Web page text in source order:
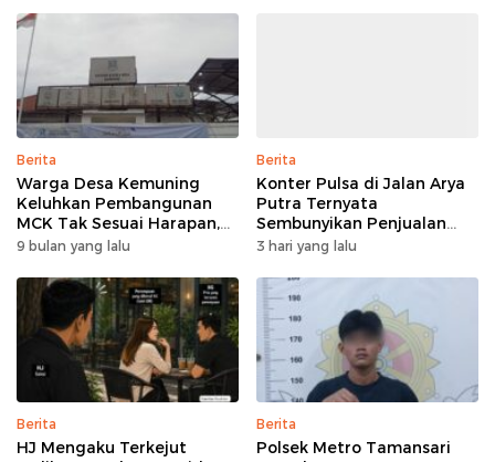
Berita
Warga Desa Kemuning
Keluhkan Pembangunan
MCK Tak Sesuai Harapan,
Diduga Anggaran Tak
9 bulan yang lalu
Berita
Konter Pulsa di Jalan Arya
Putra Ternyata
Sembunyikan Penjualan
Tramadol Secara Ilegal
3 hari yang lalu
Berita
HJ Mengaku Terkejut
Berita
Polsek Metro Tamansari